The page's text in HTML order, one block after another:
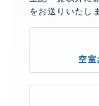
をお送りいたし
空室